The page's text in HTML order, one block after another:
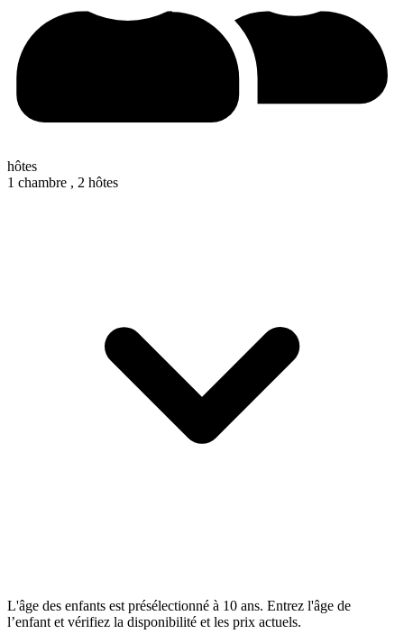
hôtes
1 chambre , 2 hôtes
L'âge des enfants est présélectionné à 10 ans. Entrez l'âge de
l’enfant et vérifiez la disponibilité et les prix actuels.